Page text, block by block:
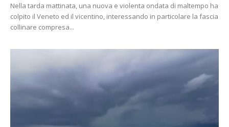
Nella tarda mattinata, una nuova e violenta ondata di maltempo ha
colpito il Veneto ed il vicentino, interessando in particolare la fascia
collinare compresa...